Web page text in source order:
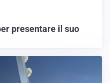
presentare il suo